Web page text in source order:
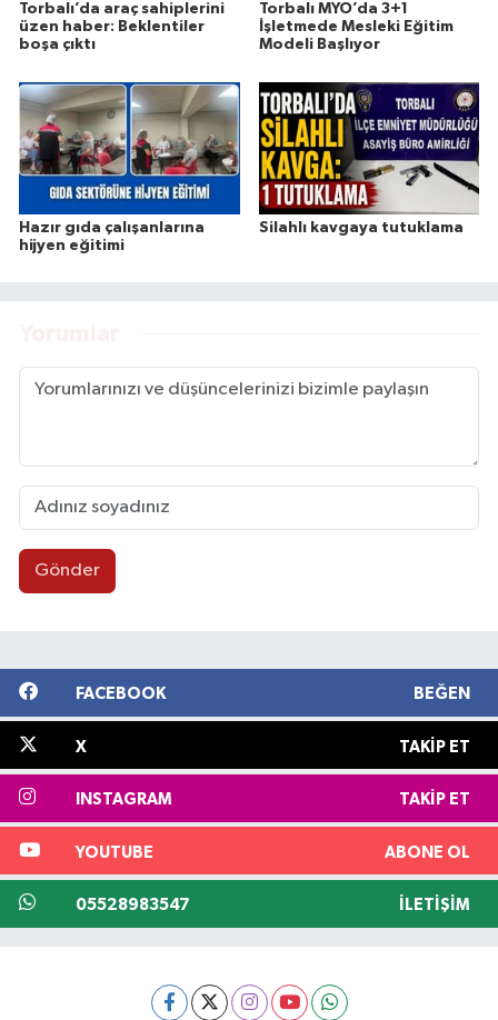
Torbalı’da araç sahiplerini
üzen haber: Beklentiler
boşa çıktı
Torbalı MYO’da 3+1
İşletmede Mesleki Eğitim
Modeli Başlıyor
Hazır gıda çalışanlarına
hijyen eğitimi
Silahlı kavgaya tutuklama
Gönder
FACEBOOK BEĞEN
X TAKIP ET
INSTAGRAM TAKIP ET
YOUTUBE ABONE OL
05528983547 İLETIŞIM